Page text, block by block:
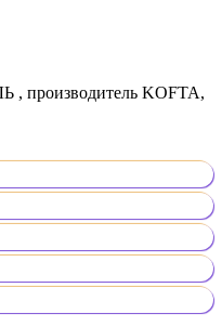
, производитель KOFTA,